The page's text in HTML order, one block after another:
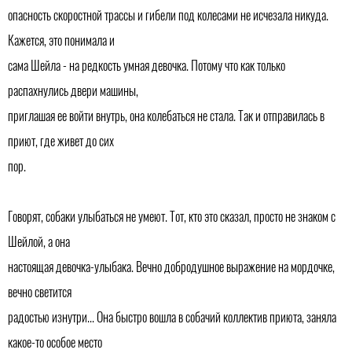
опасность скоростной трассы и гибели под колесами не исчезала никуда.
Кажется, это понимала и
сама Шейла - на редкость умная девочка. Потому что как только
распахнулись двери машины,
приглашая ее войти внутрь, она колебаться не стала. Так и отправилась в
приют, где живет до сих
пор.
Говорят, собаки улыбаться не умеют. Тот, кто это сказал, просто не знаком с
Шейлой, а она
настоящая девочка-улыбака. Вечно добродушное выражение на мордочке,
вечно светится
радостью изнутри... Она быстро вошла в собачий коллектив приюта, заняла
какое-то особое место